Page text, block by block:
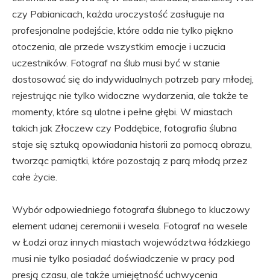
czy Pabianicach, każda uroczystość zasługuje na
profesjonalne podejście, które odda nie tylko piękno
otoczenia, ale przede wszystkim emocje i uczucia
uczestników. Fotograf na ślub musi być w stanie
dostosować się do indywidualnych potrzeb pary młodej,
rejestrując nie tylko widoczne wydarzenia, ale także te
momenty, które są ulotne i pełne głębi. W miastach
takich jak Złoczew czy Poddębice, fotografia ślubna
staje się sztuką opowiadania historii za pomocą obrazu,
tworząc pamiątki, które pozostają z parą młodą przez
całe życie.
Wybór odpowiedniego fotografa ślubnego to kluczowy
element udanej ceremonii i wesela. Fotograf na wesele
w Łodzi oraz innych miastach województwa łódzkiego
musi nie tylko posiadać doświadczenie w pracy pod
presją czasu, ale także umiejętność uchwycenia